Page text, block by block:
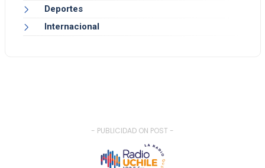
Deportes
Internacional
- PUBLICIDAD ON POST -